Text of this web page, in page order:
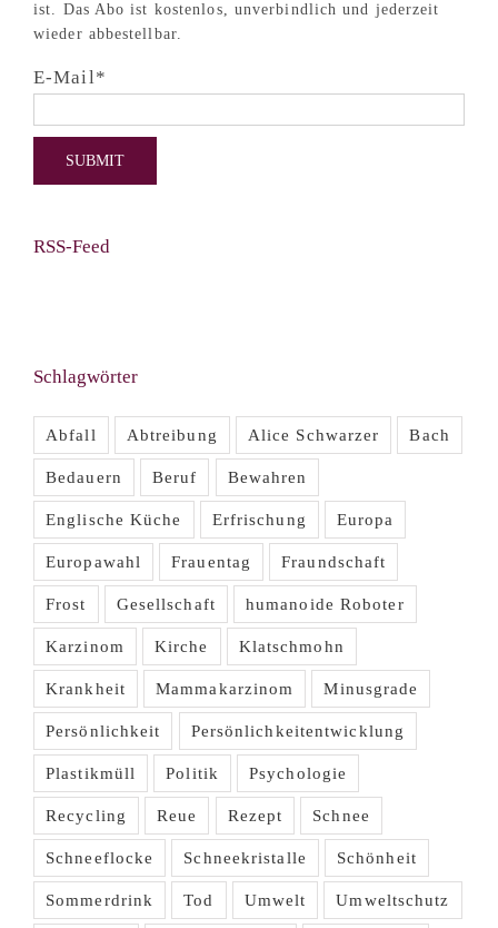
ist. Das Abo ist kostenlos, unverbindlich und jederzeit
wieder abbestellbar.
E-Mail*
RSS-Feed
Schlagwörter
Abfall Abtreibung Alice Schwarzer Bach
Bedauern Beruf Bewahren
Englische Küche Erfrischung Europa
Europawahl Frauentag Fraundschaft
Frost Gesellschaft humanoide Roboter
Karzinom Kirche Klatschmohn
Krankheit Mammakarzinom Minusgrade
Persönlichkeit Persönlichkeitentwicklung
Plastikmüll Politik Psychologie
Recycling Reue Rezept Schnee
Schneeflocke Schneekristalle Schönheit
Sommerdrink Tod Umwelt Umweltschutz